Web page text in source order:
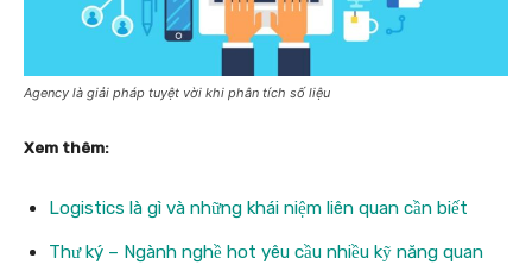
Agency là giải pháp tuyệt vời khi phân tích số liệu
Xem thêm:
Logistics là gì và những khái niệm liên quan cần biết
Thư ký – Ngành nghề hot yêu cầu nhiều kỹ năng quan